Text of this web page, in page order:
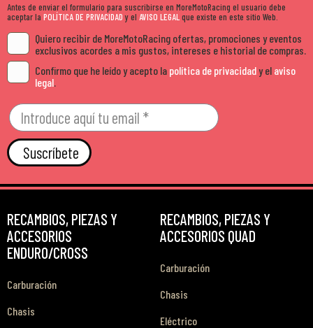
Antes de enviar el formulario para suscribirse en MoreMotoRacing el usuario debe
aceptar la POLÍTICA DE PRIVACIDADy el AVISO LEGALque existe en este sitio Web.
Quiero recibir de MoreMotoRacing ofertas, promociones y eventos
exclusivos acordes a mis gustos, intereses e historial de compras.
Confirmo que he leído y acepto la política de privacidady el aviso
legal
Suscríbete
RECAMBIOS, PIEZAS Y
ACCESORIOS
ENDURO/CROSS
Carburación
Chasis
RECAMBIOS, PIEZAS Y
ACCESORIOS QUAD
Carburación
Chasis
Eléctrico